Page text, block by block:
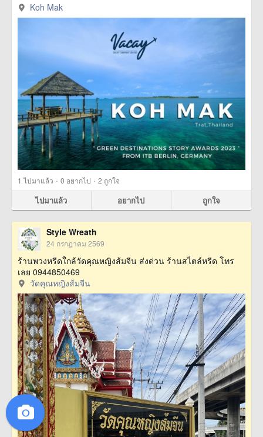
Koh Mak
1 ไปมาแล้ว · 0 อยากไป · 2 ถูกใจ
ไปมาแล้ว อยากไป ถูกใจ
Style Wreath
24 กรกฎาคม 2569
ร้านพวงหรีดใกล้วัดคุณหญิงส้มจีน ส่งด่วน ร้านสไตล์หรีด โทร
เลย 0944850469
วัดคุณหญิงส้มจีน